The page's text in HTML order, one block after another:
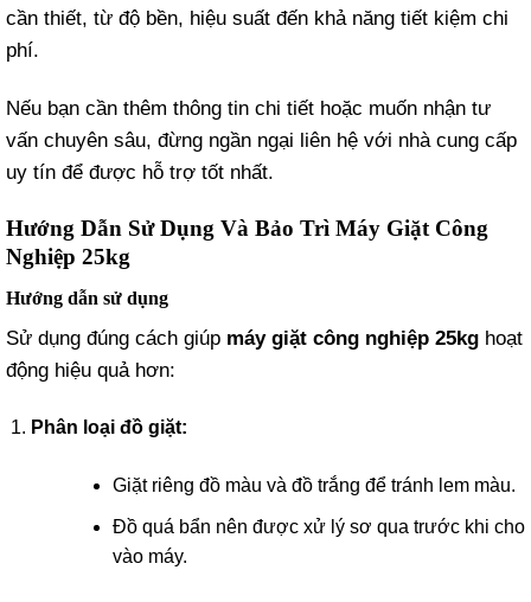
cần thiết, từ độ bền, hiệu suất đến khả năng tiết kiệm chi
phí.
Nếu bạn cần thêm thông tin chi tiết hoặc muốn nhận tư
vấn chuyên sâu, đừng ngần ngại liên hệ với nhà cung cấp
uy tín để được hỗ trợ tốt nhất.
Hướng Dẫn Sử Dụng Và Bảo Trì Máy Giặt Công
Nghiệp 25kg
Hướng dẫn sử dụng
Sử dụng đúng cách giúp máy giặt công nghiệp 25kg hoạt
động hiệu quả hơn:
Phân loại đồ giặt:
Giặt riêng đồ màu và đồ trắng để tránh lem màu.
Đồ quá bẩn nên được xử lý sơ qua trước khi cho
vào máy.